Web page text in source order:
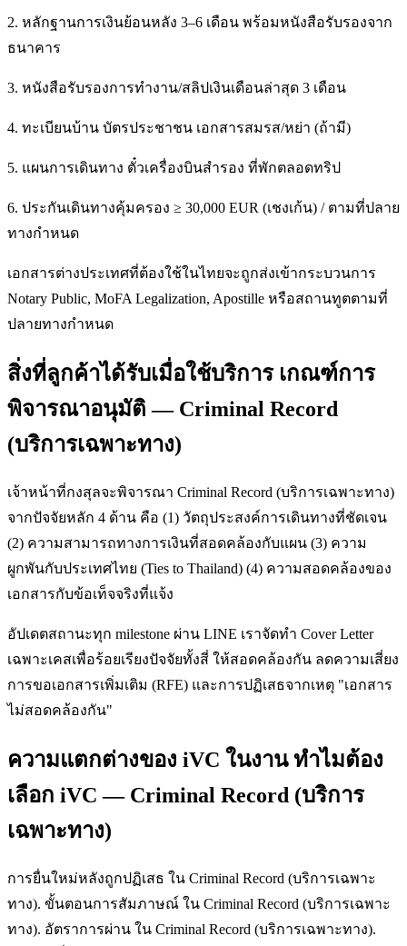
2. หลักฐานการเงินย้อนหลัง 3–6 เดือน พร้อมหนังสือรับรองจาก
ธนาคาร
3. หนังสือรับรองการทำงาน/สลิปเงินเดือนล่าสุด 3 เดือน
4. ทะเบียนบ้าน บัตรประชาชน เอกสารสมรส/หย่า (ถ้ามี)
5. แผนการเดินทาง ตั๋วเครื่องบินสำรอง ที่พักตลอดทริป
6. ประกันเดินทางคุ้มครอง ≥ 30,000 EUR (เชงเก้น) / ตามที่ปลาย
ทางกำหนด
เอกสารต่างประเทศที่ต้องใช้ในไทยจะถูกส่งเข้ากระบวนการ
Notary Public, MoFA Legalization, Apostille หรือสถานทูตตามที่
ปลายทางกำหนด
สิ่งที่ลูกค้าได้รับเมื่อใช้บริการ เกณฑ์การ
พิจารณาอนุมัติ — Criminal Record
(บริการเฉพาะทาง)
เจ้าหน้าที่กงสุลจะพิจารณา Criminal Record (บริการเฉพาะทาง)
จากปัจจัยหลัก 4 ด้าน คือ (1) วัตถุประสงค์การเดินทางที่ชัดเจน
(2) ความสามารถทางการเงินที่สอดคล้องกับแผน (3) ความ
ผูกพันกับประเทศไทย (Ties to Thailand) (4) ความสอดคล้องของ
เอกสารกับข้อเท็จจริงที่แจ้ง
อัปเดตสถานะทุก milestone ผ่าน LINE เราจัดทำ Cover Letter
เฉพาะเคสเพื่อร้อยเรียงปัจจัยทั้งสี่ ให้สอดคล้องกัน ลดความเสี่ยง
การขอเอกสารเพิ่มเติม (RFE) และการปฏิเสธจากเหตุ "เอกสาร
ไม่สอดคล้องกัน"
ความแตกต่างของ iVC ในงาน ทำไมต้อง
เลือก iVC — Criminal Record (บริการ
เฉพาะทาง)
การยื่นใหม่หลังถูกปฏิเสธ ใน Criminal Record (บริการเฉพาะ
ทาง). ขั้นตอนการสัมภาษณ์ ใน Criminal Record (บริการเฉพาะ
ทาง). อัตราการผ่าน ใน Criminal Record (บริการเฉพาะทาง).